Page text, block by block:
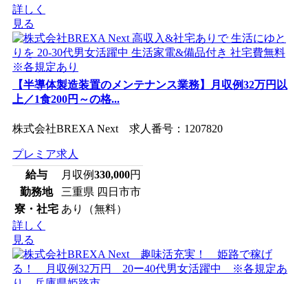
詳しく
見る
【半導体製造装置のメンテナンス業務】月収例32万円以
上／1食200円～の格...
株式会社BREXA Next 求人番号：1207820
プレミア求人
給与
月収例330,000円
勤務地
三重県 四日市市
寮・社宅 あり（無料）
詳しく
見る